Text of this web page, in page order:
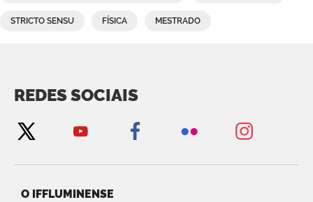
STRICTO SENSU FÍSICA MESTRADO
REDES SOCIAIS
O IFFLUMINENSE